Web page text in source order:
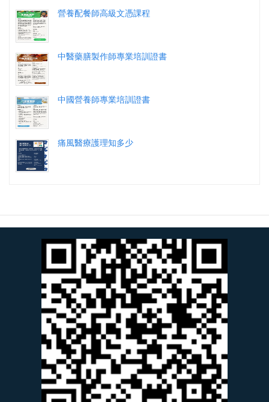
營養配餐師高級文憑課程
中醫藥膳製作師專業培訓證書
中國營養師專業培訓證書
痛風醫療護理知多少